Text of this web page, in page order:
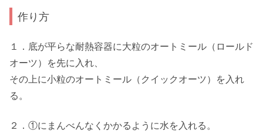
作り方
１．底が平らな耐熱容器に大粒のオートミール（ロールド
オーツ）を先に入れ、
その上に小粒のオートミール（クイックオーツ）を入れ
る。
２．①にまんべんなくかかるように水を入れる。